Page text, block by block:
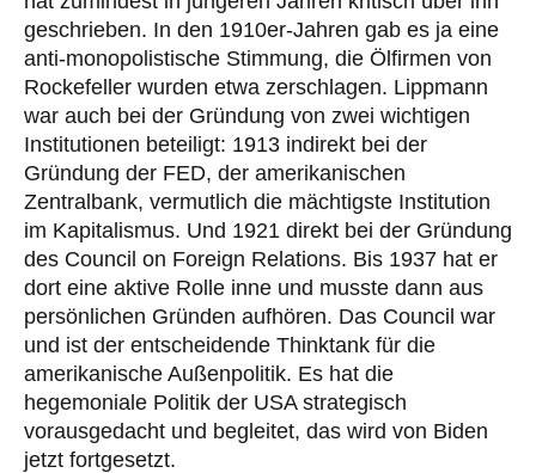
geschrieben. In den 1910er-Jahren gab es ja eine
anti-monopolistische Stimmung, die Ölfirmen von
Rockefeller wurden etwa zerschlagen. Lippmann
war auch bei der Gründung von zwei wichtigen
Institutionen beteiligt: 1913 indirekt bei der
Gründung der FED, der amerikanischen
Zentralbank, vermutlich die mächtigste Institution
im Kapitalismus. Und 1921 direkt bei der Gründung
des Council on Foreign Relations. Bis 1937 hat er
dort eine aktive Rolle inne und musste dann aus
persönlichen Gründen aufhören. Das Council war
und ist der entscheidende Thinktank für die
amerikanische Außenpolitik. Es hat die
hegemoniale Politik der USA strategisch
vorausgedacht und begleitet, das wird von Biden
jetzt fortgesetzt.